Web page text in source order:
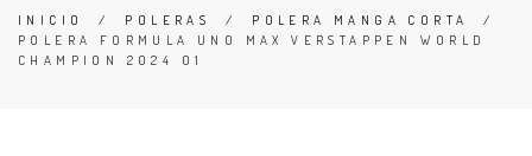
INICIO / POLERAS / POLERA MANGA CORTA
/
POLERA FORMULA UNO MAX VERSTAPPEN WORLD
CHAMPION 2024 01